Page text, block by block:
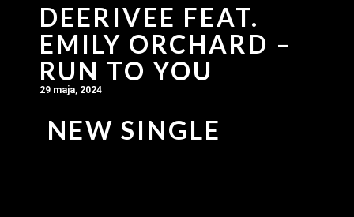
DEERIVEE FEAT.
EMILY ORCHARD –
RUN TO YOU
29 maja, 2024
NEW SINGLE